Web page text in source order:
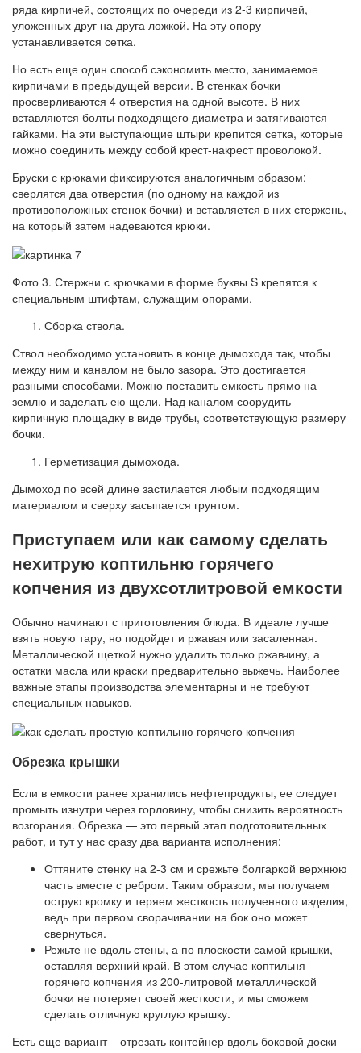
ряда кирпичей, состоящих по очереди из 2-3 кирпичей,
уложенных друг на друга ложкой. На эту опору
устанавливается сетка.
Но есть еще один способ сэкономить место, занимаемое
кирпичами в предыдущей версии. В стенках бочки
просверливаются 4 отверстия на одной высоте. В них
вставляются болты подходящего диаметра и затягиваются
гайками. На эти выступающие штыри крепится сетка, которые
можно соединить между собой крест-накрест проволокой.
Бруски с крюками фиксируются аналогичным образом:
сверлятся два отверстия (по одному на каждой из
противоположных стенок бочки) и вставляется в них стержень,
на который затем надеваются крюки.
Фото 3. Стержни с крючками в форме буквы S крепятся к
специальным штифтам, служащим опорами.
Сборка ствола.
Ствол необходимо установить в конце дымохода так, чтобы
между ним и каналом не было зазора. Это достигается
разными способами. Можно поставить емкость прямо на
землю и заделать ею щели. Над каналом соорудить
кирпичную площадку в виде трубы, соответствующую размеру
бочки.
Герметизация дымохода.
Дымоход по всей длине застилается любым подходящим
материалом и сверху засыпается грунтом.
Приступаем или как самому сделать
нехитрую коптильню горячего
копчения из двухсотлитровой емкости
Обычно начинают с приготовления блюда. В идеале лучше
взять новую тару, но подойдет и ржавая или засаленная.
Металлической щеткой нужно удалить только ржавчину, а
остатки масла или краски предварительно выжечь. Наиболее
важные этапы производства элементарны и не требуют
специальных навыков.
Обрезка крышки
Если в емкости ранее хранились нефтепродукты, ее следует
промыть изнутри через горловину, чтобы снизить вероятность
возгорания. Обрезка — это первый этап подготовительных
работ, и тут у нас сразу два варианта исполнения:
Оттяните стенку на 2-3 см и срежьте болгаркой верхнюю
часть вместе с ребром. Таким образом, мы получаем
острую кромку и теряем жесткость полученного изделия,
ведь при первом сворачивании на бок оно может
свернуться.
Режьте не вдоль стены, а по плоскости самой крышки,
оставляя верхний край. В этом случае коптильня
горячего копчения из 200-литровой металлической
бочки не потеряет своей жесткости, и мы сможем
сделать отличную круглую крышку.
Есть еще вариант – отрезать контейнер вдоль боковой доски